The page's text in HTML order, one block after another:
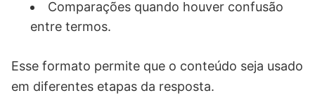
Comparações quando houver confusão
entre termos.
Esse formato permite que o conteúdo seja usado
em diferentes etapas da resposta.